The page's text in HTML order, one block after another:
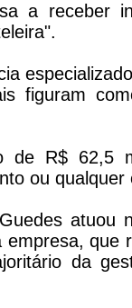
a receber
figuram
de R$ 62,5
ou qualquer
atuou
que
da